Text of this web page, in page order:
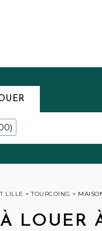
LILLE >TOURCOING >
LOUER